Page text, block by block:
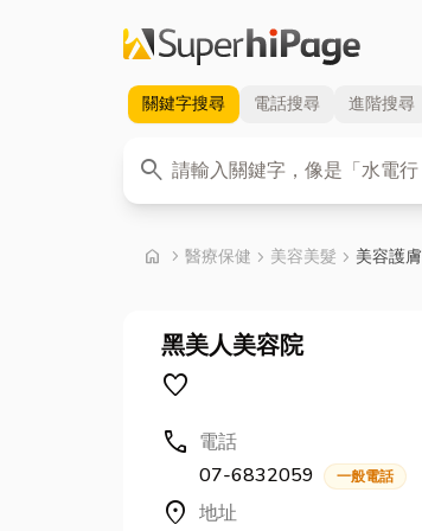
關鍵字搜尋 電話搜尋 進階搜尋
search
關鍵字
home chevron_right 首頁
醫療保健 chevron_right 美容美髮 chevron_right 美容護膚
黑美人美容院
favorite
call 電話
07-6832059
一般電話
location_on 地址